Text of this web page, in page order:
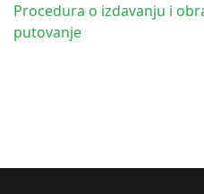
Procedura o izdavanju i
putovanje